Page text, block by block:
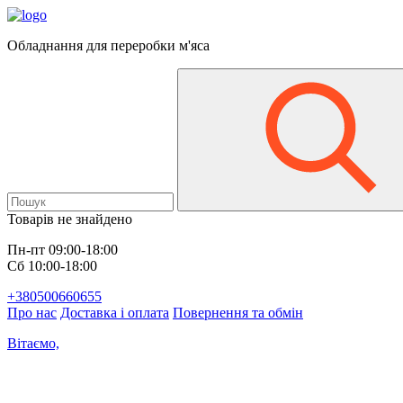
Обладнання для переробки м'яса
Товарів не знайдено
Пн-пт 09:00-18:00
Сб 10:00-18:00
+380500660655
Про нас Доставка і оплата Повернення та обмін
Вітаємо,